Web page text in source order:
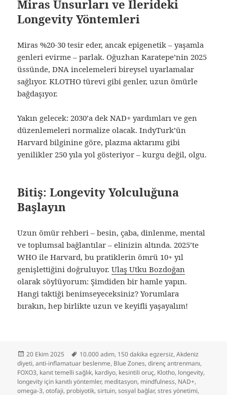
Miras Unsurları ve İlerideki
Longevity Yöntemleri
Miras %20-30 tesir eder, ancak epigenetik – yaşamla
genleri evirme – parlak. Oğuzhan Karatepe’nin 2025
üssünde, DNA incelemeleri bireysel uyarlamalar
sağlıyor. KLOTHO türevi gibi genler, uzun ömürle
bağdaşıyor.
Yakın gelecek: 2030’a dek NAD+ yardımları ve gen
düzenlemeleri normalize olacak. IndyTurk’ün
Harvard bilginine göre, plazma aktarımı gibi
yenilikler 250 yıla yol gösteriyor – kurgu değil, olgu.
Bitiş: Longevity Yolculuğuna
Başlayın
Uzun ömür rehberi – besin, çaba, dinlenme, mental
ve toplumsal bağlantılar – elinizin altında. 2025’te
WHO ile Harvard, bu pratiklerin ömrü 10+ yıl
genişlettiğini doğruluyor.Ulaş Utku Bozdoğan
olarak söylüyorum: Şimdiden bir hamle yapın.
Hangi taktiği benimseyeceksiniz? Yorumlara
bırakın, hep birlikte uzun ve keyifli yaşayalım!
Yayın
tarihi
20 Ekim 2025 Etiketler
10.000 adım, 150 dakika egzersiz,Akdeniz
diyeti,anti-inflamatuar beslenme, Blue Zones,direnç antrenmanı,
FOXO3, kanıt temelli sağlık, kardiyo, kesintili oruç, Klotho, longevity,
longevity için kanıtlı yöntemler, meditasyon, mindfulness, NAD+,
omega-3,otofaji, probiyotik,sirtuin,sosyal bağlar,stres yönetimi,